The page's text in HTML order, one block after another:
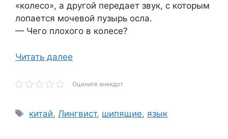
«колесо», а другой передает звук, с которым
лопается мочевой пузырь осла.
— Чего плохого в колесе?
Читать далее
Оцените анекдот
Метки
китай,Лингвист, шипящие, язык